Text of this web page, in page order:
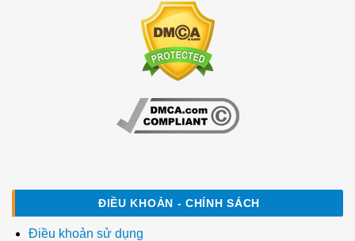
ĐIỀU KHOẢN - CHÍNH SÁCH
Điều khoản sử dụng